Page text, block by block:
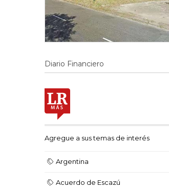
Diario Financiero
Agregue a sus temas de interés
Argentina
Acuerdo de Escazú